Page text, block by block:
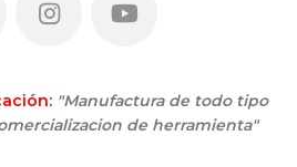
"Manufactura de todo tipo
de herramienta"